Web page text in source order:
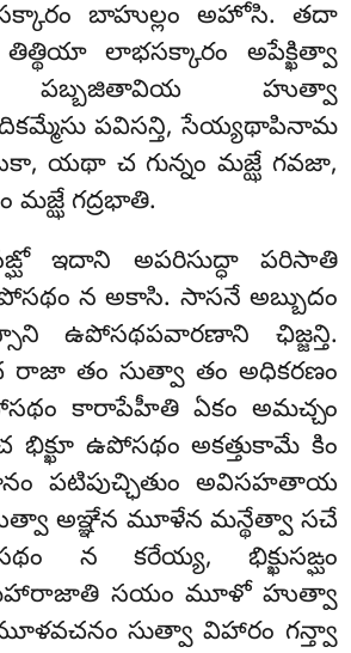
బాహుల్లం అహోసి. తదా
తిత్థియా లాభసక్కారం అపేక్ఖిత్వా
పబ్బజితావియ హుత్వా
పవిసన్తి, సేయ్యథాపినామ
యథా చ గున్నం మజ్ఝే గవజా,
గద్రభాతి.
ఇదాని అపరిసుద్ధా పరిసాతి
న అకాసి. సాసనే అబ్బుదం
ఉపోసథపవారణాని ఛిజ్జన్తి.
తం సుత్వా తం అధికరణం
కారాపేహీతి ఏకం అమచ్చం
ఉపోసథం అకత్తుకామే కిం
పటిపుచ్ఛితుం అవిసహతాయ
అఞ్ఞేన మూళేన మన్థేత్వా సచే
న కరేయ్య, భిక్ఖుసఙ్ఘం
సయం మూళో హుత్వా
సుత్వా విహారం గన్త్వా